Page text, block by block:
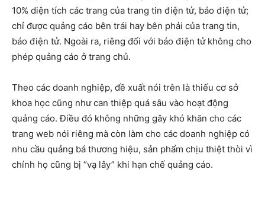
10% diện tích các trang của trang tin điện tử, báo điện tử;
chỉ được quảng cáo bên trái hay bên phải của trang tin,
báo điện tử. Ngoài ra, riêng đối với báo điện tử không cho
phép quảng cáo ở trang chủ.
Theo các doanh nghiệp, đề xuất nói trên là thiếu cơ sở
khoa học cũng như can thiệp quá sâu vào hoạt động
quảng cáo. Điều đó không những gây khó khăn cho các
trang web nói riêng mà còn làm cho các doanh nghiệp có
nhu cầu quảng bá thương hiệu, sản phẩm chịu thiệt thòi vì
chính họ cũng bị “vạ lây” khi hạn chế quảng cáo.